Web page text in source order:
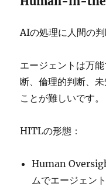
AIの処理に人間の判
エージェントは万
断、倫理的判断、
ことが難しいです。
HITLの形態：
Human
ムでエージェン